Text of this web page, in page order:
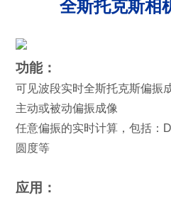
全斯托克斯相
功能：
可见波段实时全斯托克斯偏振
主动或被动偏振成像
任意偏振的实时计算，包括：
圆度等
应用：